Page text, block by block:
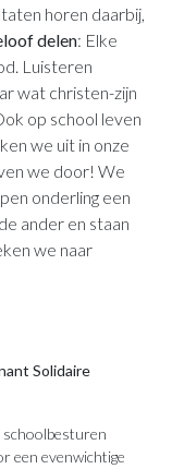
horen daarbij,
delen: Elke
Luisteren
wat christen-zijn
op school leven
we uit in onze
we door! We
onderling een
ander en staan
we naar
Solidaire
een evenwichtige